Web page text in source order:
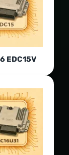
EDC15V